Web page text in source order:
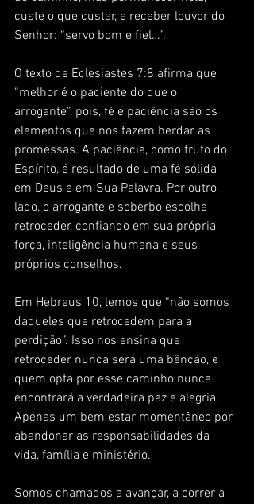
custe o que custar, e receber louvor do
Senhor: “servo bom e fiel…”.
O texto de Eclesiastes 7:8 afirma que
“melhor é o paciente do que o
arrogante”, pois, fé e paciência são os
elementos que nos fazem herdar as
promessas. A paciência, como fruto do
Espírito, é resultado de uma fé sólida
em Deus e em Sua Palavra. Por outro
lado, o arrogante e soberbo escolhe
retroceder, confiando em sua própria
força, inteligência humana e seus
próprios conselhos.
Em Hebreus 10, lemos que “não somos
daqueles que retrocedem para a
perdição”. Isso nos ensina que
retroceder nunca será uma bênção, e
quem opta por esse caminho nunca
encontrará a verdadeira paz e alegria.
Apenas um bem estar momentâneo por
abandonar as responsabilidades da
vida, família e ministério.
Somos chamados a avançar, a correr a